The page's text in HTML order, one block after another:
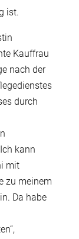
ist.
Kauffrau
nach der
durch
kann
mit
zu meinem
Da habe